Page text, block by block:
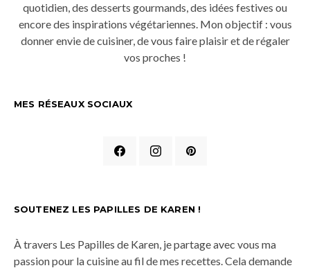
quotidien, des desserts gourmands, des idées festives ou
encore des inspirations végétariennes. Mon objectif : vous
donner envie de cuisiner, de vous faire plaisir et de régaler
vos proches !
MES RÉSEAUX SOCIAUX
SOUTENEZ LES PAPILLES DE KAREN !
À travers Les Papilles de Karen, je partage avec vous ma
passion pour la cuisine au fil de mes recettes. Cela demande